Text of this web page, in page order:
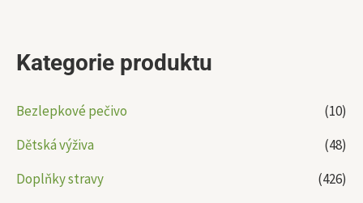
Kategorie produktu
Bezlepkové pečivo
(10)
Dětská výživa
(48)
Doplňky stravy
(426)